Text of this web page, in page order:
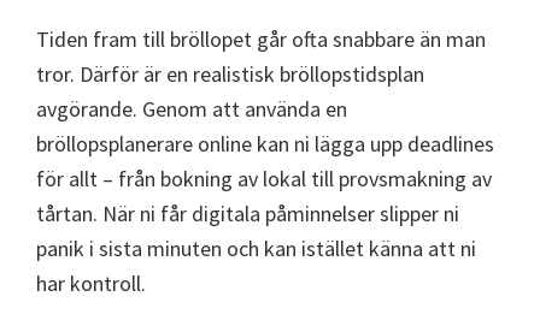
Tiden fram till bröllopet går ofta snabbare än man
tror. Därför är en realistisk bröllopstidsplan
avgörande. Genom att använda en
bröllopsplanerare online kan ni lägga upp deadlines
för allt – från bokning av lokal till provsmakning av
tårtan. När ni får digitala påminnelser slipper ni
panik i sista minuten och kan istället känna att ni
har kontroll.